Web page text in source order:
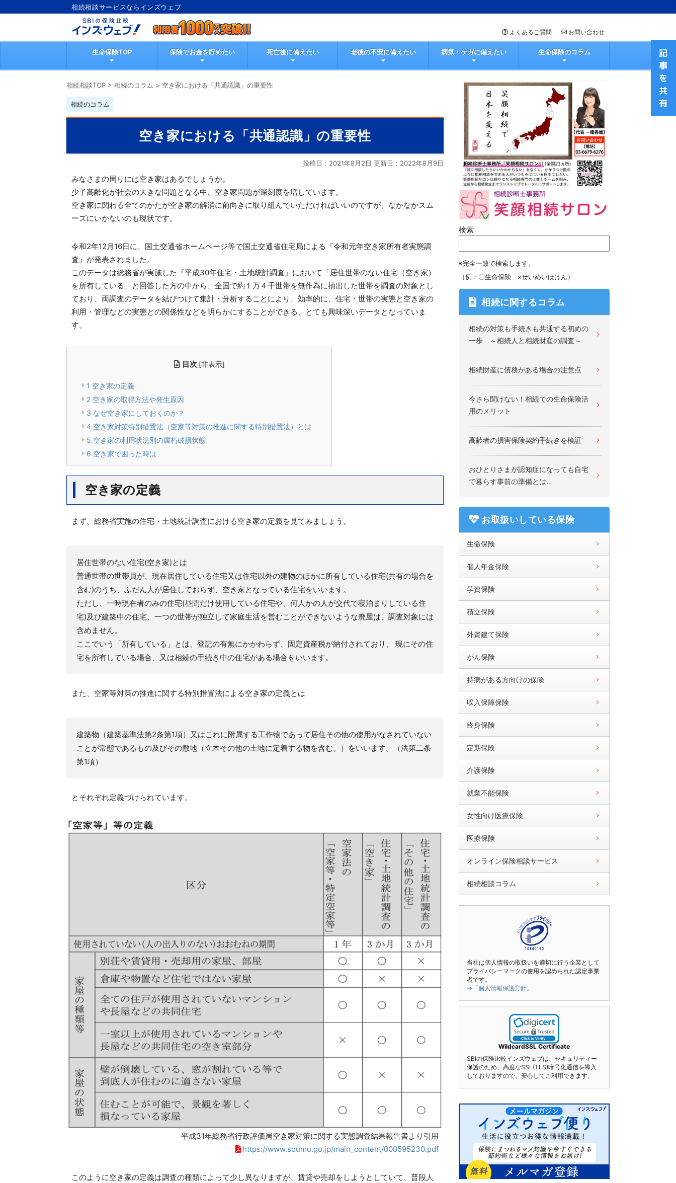
相続相談サービスならインズウェブ
よくあるご質問 お問い合わせ
生命保険TOP 保険でお金を貯めたい 死亡後に備えたい 老後の不安に備えたい 病気・ケガに備えたい 生命保険のコラム
相続相談TOP > 相続のコラム > 空き家における「共通認識」の重要性
相続のコラム
空き家における「共通認識」の重要性
投稿日：2021年8月2日 更新日： 2022年8月9日
みなさまの周りには空き家はあるでしょうか。
少子高齢化が社会の大きな問題となる中、空き家問題が深刻度を増しています。
空き家に関わる全てのかたが空き家の解消に前向きに取り組んでいただければいいのですが、なかなかスム
ーズにいかないのも現状です。
令和2年12月16日に、国土交通省ホームページ等で国土交通省住宅局による『令和元年空き家所有者実態調
査』が発表されました。
このデータは総務省が実施した『平成30年住宅・土地統計調査』において「居住世帯のない住宅（空き家）
を所有している」と回答した方の中から、全国で約１万４千世帯を無作為に抽出した世帯を調査の対象とし
ており、両調査のデータを結びつけて集計・分析することにより、効率的に、住宅・世帯の実態と空き家の
利用・管理などの実態との関係性などを明らかにすることができる、とても興味深いデータとなっていま
す。
目次 [非表示]
1 空き家の定義
2空き家の取得方法や発生原因
3 なぜ空き家にしておくのか？
4空き家対策特別措置法（空家等対策の推進に関する特別措置法）とは
5 空き家の利用状況別の腐朽破損状態
6 空き家で困った時は
空き家の定義
まず、総務省実施の住宅・土地統計調査における空き家の定義を見てみましょう。
居住世帯のない住宅(空き家)とは
普通世帯の世帯員が、現在居住している住宅又は住宅以外の建物のほかに所有している住宅(共有の場合を
含む)のうち、ふだん人が居住しておらず、空き家となっている住宅をいいます。
ただし、一時現在者のみの住宅(昼間だけ使用している住宅や、何人かの人が交代で寝泊まりしている住
宅)及び建築中の住宅、一つの世帯が独立して家庭生活を営むことができないような廃屋は、調査対象には
含めません。
ここでいう「所有している」とは、登記の有無にかかわらず、固定資産税が納付されており、 現にその住
宅を所有している場合、又は相続の手続き中の住宅がある場合をいいます。
また、空家等対策の推進に関する特別措置法による空き家の定義とは
建築物（建築基準法第2条第1項）又はこれに附属する工作物であって居住その他の使用がなされていない
ことが常態であるもの及びその敷地（立木その他の土地に定着する物を含む。）をいいます。（法第二条
第1項）
とそれぞれ定義づけられています。
平成31年総務省行政評価局空き家対策に関する実態調査結果報告書より引用
https://www.soumu.go.jp/main_content/000595230.pdf
このように空き家の定義は調査の種類によって少し異なりますが、賃貸や売却をしようとしていて、普段人
検索
※完全一致で検索します。
（例：〇生命保険 ×せいめいほけん）
相続に関するコラム
相続の対策も手続きも共通する初めの
一歩 ～相続人と相続財産の調査～
相続財産に債務がある場合の注意点
今さら聞けない！相続での生命保険活
用のメリット
高齢者の損害保険契約手続きを検証
おひとりさまが認知症になっても自宅
で暮らす事前の準備とは…
お取扱いしている保険
生命保険
個人年金保険
学資保険
積立保険
外資建て保険
がん保険
持病がある方向けの保険
収入保障保険
終身保険
定期保険
介護保険
就業不能保険
女性向け医療保険
医療保険
オンライン保険相談サービス
相続相談コラム
当社は個人情報の取扱いを適切に行う企業として
プライバシーマークの使用を認められた認定事業
者です。
→「個人情報保護方針」
WildcardSSL Certificate
SBIの保険比較インズウェブは、セキュリティー
保護のため、高度なSSL(TLS)暗号化通信を導入
しておりますので、安心してご利用できます。